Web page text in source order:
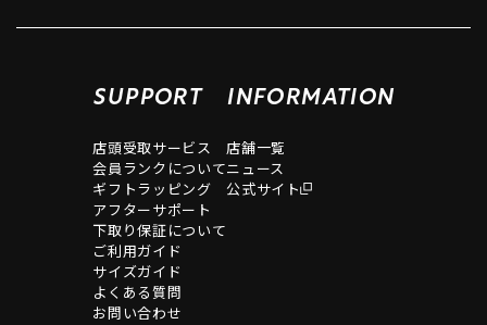
SUPPORT
店頭受取サービス
会員ランクについて
ギフトラッピング
アフターサポート
下取り保証について
ご利用ガイド
サイズガイド
よくある質問
お問い合わせ
INFORMATION
店舗一覧
ニュース
公式サイト